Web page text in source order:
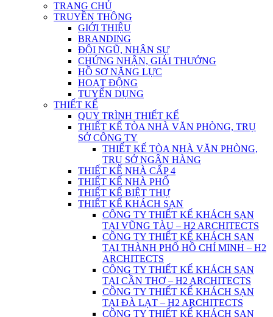
TRANG CHỦ
TRUYỀN THÔNG
GIỚI THIỆU
BRANDING
ĐỘI NGŨ, NHÂN SỰ
CHỨNG NHẬN, GIẢI THƯỞNG
HỒ SƠ NĂNG LỰC
HOẠT ĐỘNG
TUYỂN DỤNG
THIẾT KẾ
QUY TRÌNH THIẾT KẾ
THIẾT KẾ TÒA NHÀ VĂN PHÒNG, TRỤ
SỞ CÔNG TY
THIẾT KẾ TÒA NHÀ VĂN PHÒNG,
TRỤ SỞ NGÂN HÀNG
THIẾT KẾ NHÀ CẤP 4
THIẾT KẾ NHÀ PHỐ
THIẾT KẾ BIỆT THỰ
THIẾT KẾ KHÁCH SẠN
CÔNG TY THIẾT KẾ KHÁCH SẠN
TẠI VŨNG TÀU – H2 ARCHITECTS
CÔNG TY THIẾT KẾ KHÁCH SẠN
TẠI THÀNH PHỐ HỒ CHÍ MINH – H2
ARCHITECTS
CÔNG TY THIẾT KẾ KHÁCH SẠN
TẠI CẦN THƠ – H2 ARCHITECTS
CÔNG TY THIẾT KẾ KHÁCH SẠN
TẠI ĐÀ LẠT – H2 ARCHITECTS
CÔNG TY THIẾT KẾ KHÁCH SẠN